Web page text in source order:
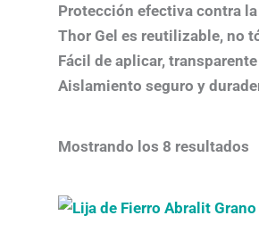
Protección efectiva contra
Thor Gel es reutilizable, no
Fácil de aplicar,
Aislamiento seguro y
Mostrando los 8 resultados